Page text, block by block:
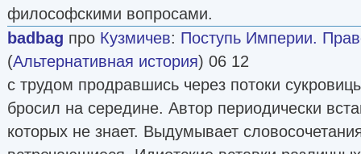
философскими вопросами.
badbag про Кузмичев: Поступь Империи.
(Альтернативная история) 06 12
с трудом продравшись через потоки
бросил на середине. Автор периодически
которых не знает. Выдумывает